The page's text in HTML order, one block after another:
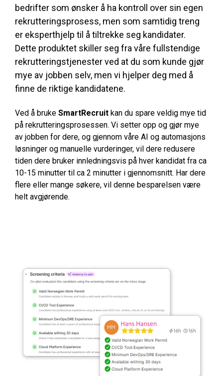
bedrifter som ønsker å ha kontroll over sin egen
rekrutteringsprosess, men som samtidig treng
er eksperthjelp til å tiltrekke seg kandidater.
Dette produktet skiller seg fra våre fullstendige
rekrutteringstjenester ved at du som kunde gjør
mye av jobben selv, men vi hjelper deg med å
finne de riktige kandidatene.
Ved å bruke SmartRecruit kan du spare veldig mye tid
på rekrutteringsprosessen. Vi setter opp og gjør mye
av jobben for dere, og gjennom våre AI og automasjons
løsninger og manuelle vurderinger, vil dere redusere
tiden dere bruker innledningsvis på hver kandidat fra ca
10-15 minutter til ca 2 minutter i gjennomsnitt. Har dere
flere eller mange søkere, vil denne besparelsen være
helt avgjørende.